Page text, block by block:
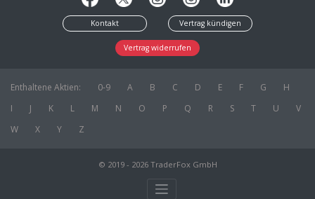
Kontakt Vertrag kündigen
Vertrag widerrufen
Enthaltene Aktien: 0-9 A B C D E F G
H
I
J K L M N O P Q R S T U
V
W
X Y Z
© 2019 - 2026 TraderFox GmbH